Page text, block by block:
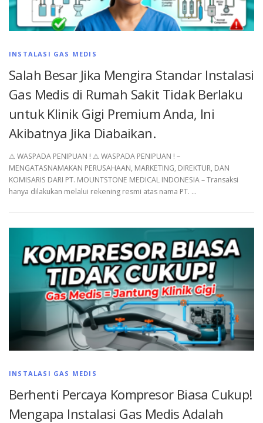
INSTALASI GAS MEDIS
Salah Besar Jika Mengira Standar Instalasi
Gas Medis di Rumah Sakit Tidak Berlaku
untuk Klinik Gigi Premium Anda, Ini
Akibatnya Jika Diabaikan.
⚠︎ WASPADA PENIPUAN ! ⚠︎ WASPADA PENIPUAN ! –
MENGATASNAMAKAN PERUSAHAAN, MARKETING, DIREKTUR, DAN
KOMISARIS DARI PT. MOUNTSTONE MEDICAL INDONESIA – Transaksi
hanya dilakukan melalui rekening resmi atas nama PT. …
INSTALASI GAS MEDIS
Berhenti Percaya Kompresor Biasa Cukup!
Mengapa Instalasi Gas Medis Adalah